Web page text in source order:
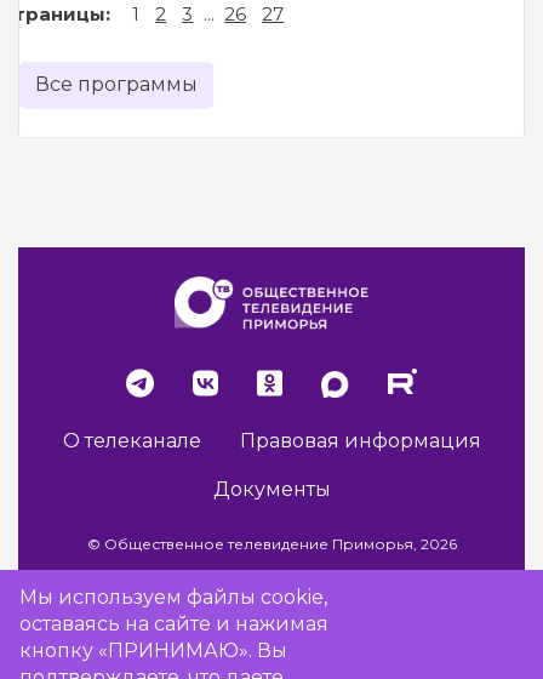
Страницы: 1 2 3 ... 26 27
Все программы
О телеканале Правовая информация
Документы
© Общественное телевидение Приморья, 2026
Разработка сайта -Vladweb
Мы используем файлы cookie,
оставаясь на сайте и нажимая
кнопку «ПРИНИМАЮ». Вы